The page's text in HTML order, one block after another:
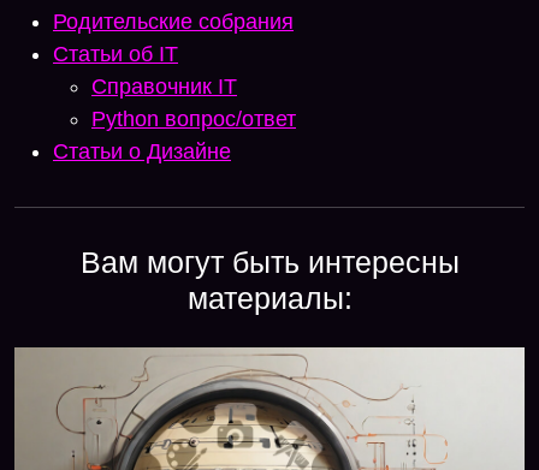
Родительские собрания
Статьи об IT
Справочник IT
Python вопрос/ответ
Статьи о Дизайне
Вам могут быть интересны
материалы: